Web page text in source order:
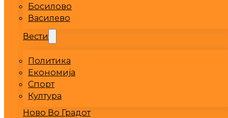
Босилово
Василево
Вести
Политика
Економија
Спорт
Култура
Ново Во Градот